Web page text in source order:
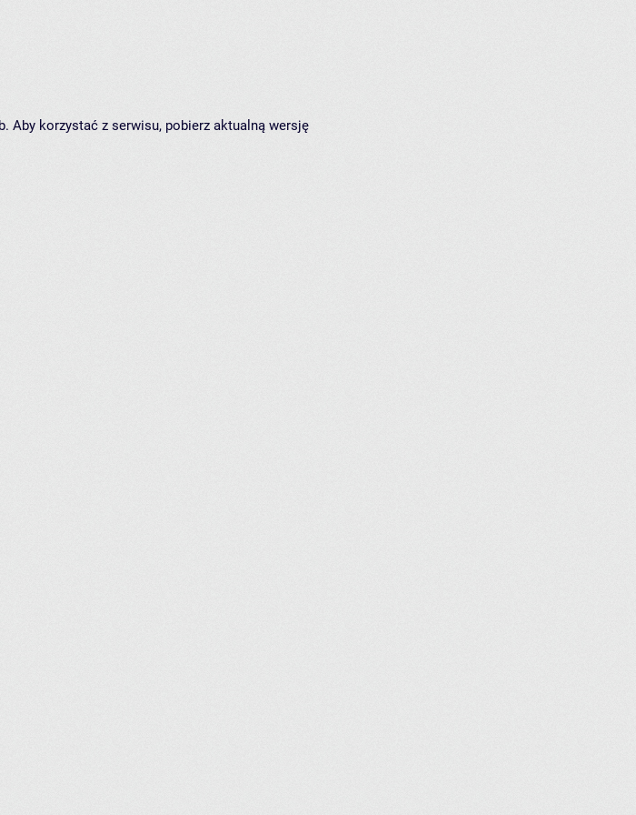
Aby korzystać z serwisu, pobierz aktualną wersję